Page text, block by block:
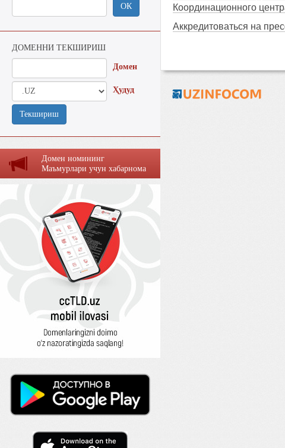
ОК
ДОМЕННИ ТЕКШИРИШ
Домен
Ҳудуд
Текшириш
Домен номининг
Маъмурлaри учун хaбaрномa
Координационного
Аккредитоваться на